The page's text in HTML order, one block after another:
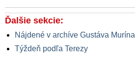
Ďalšie sekcie:
Nájdené v archíve Gustáva Murína
Týždeň podľa Terezy